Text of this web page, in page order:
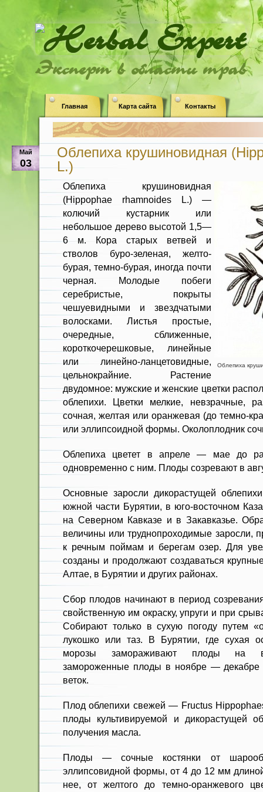
Эксперт в области трав
Главная Карта сайта Контакты
Май
03
Облепиха крушиновидная
L.)
Облепиха
Облепиха крушиновидная
(Hippophae rhamnoides L.) —
колючий кустарник или
небольшое дерево высотой 1,5—
6 м. Кора старых ветвей и
стволов буро-зеленая, желто-
бурая, темно-бурая, иногда почти
чер­ная. Молодые побеги
серебристые, покрыты
чешуевидными и звездчатыми
волосками. Листья простые,
очередные, сближенные,
короткочерешковые, ли­нейные
или линейно-ланцетовидные,
цельнокрайние. Растение
двудомное: мужские и женские цветки
облепихи. Цветки мелкие, невзрачные,
сочная, желтая или оранжевая (до темно-
или эллипсоидной формы. Околоплод­ник
Облепиха цветет в апреле — мае до
одновре­менно с ним. Плоды созревают в
Основные заросли дикорастущей
южной части Бурятии, в юго-восточном
на Северном Кавказе и в Закавказье.
величины или трудно­проходимые заросли,
к речным поймам и бере­гам озер. Для
созданы и продолжают созда­ваться
Алтае, в Бурятии и других районах.
Сбор плодов начинают в период
свойственную им окраску, упруги и при
Собира­ют только в сухую погоду путем
лукошко или таз. В Бурятии, где сухая
морозы замораживают плоды на
замороженные плоды в ноябре — декабре
веток.
Плод облепихи свежей — Fructus
плоды культивируемой и дикорастущей
получения масла.
Плоды — сочные костянки от
эллипсовид­ной формы, от 4 до 12 мм
нее, от желтого до темно-оранжевого